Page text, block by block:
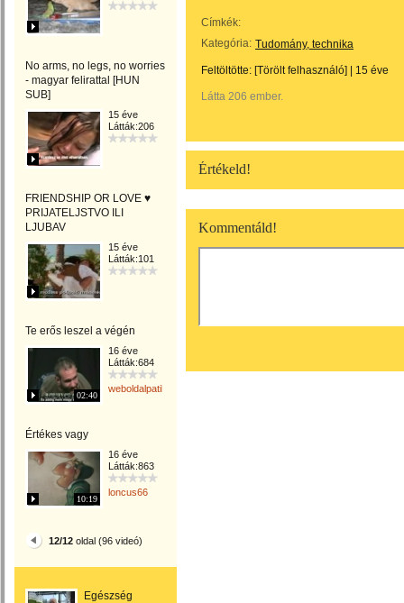
No arms, no legs, no worries
- magyar felirattal [HUN
SUB]
15 éve
Látták:206
FRIENDSHIP OR LOVE ♥
PRIJATELJSTVO ILI
LJUBAV
15 éve
Látták:101
Te erős leszel a végén
02:40
16 éve
Látták:684
weboldalpatika
Értékes vagy
10:19
16 éve
Látták:863
loncus66
12/12 oldal (96 videó)
Egészség
Címkék:
Kategória: Tudomány, technika
Feltöltötte: [Törölt felhasználó] 15 éve
Látta 206 ember.
Értékeld!
Kommentáld!